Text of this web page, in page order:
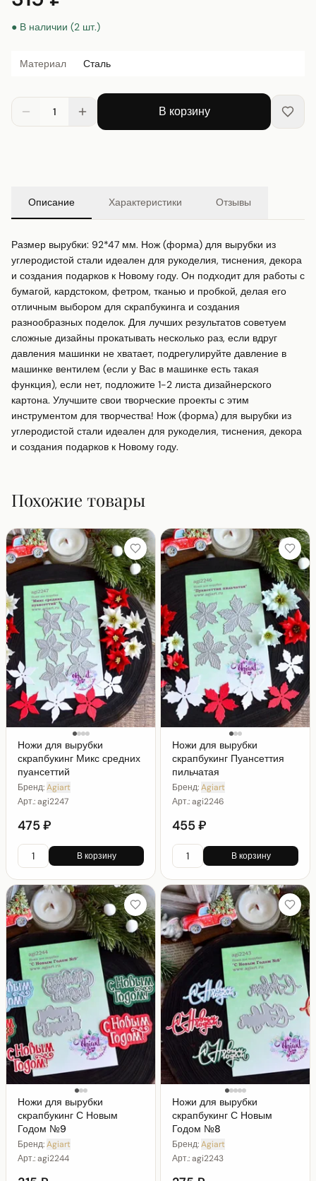
● В наличии (2 шт.)
Материал Сталь
1 В корзину
Описание Характеристики Отзывы
Размер вырубки: 92*47 мм. Нож (форма) для вырубки из
углеродистой стали идеален для рукоделия, тиснения, декора
и создания подарков к Новому году. Он подходит для работы с
бумагой, кардстоком, фетром, тканью и пробкой, делая его
отличным выбором для скрапбукинга и создания
разнообразных поделок. Для лучших результатов советуем
сложные дизайны прокатывать несколько раз, если вдруг
давления машинки не хватает, подрегулируйте давление в
машинке вентилем (если у Вас в машинке есть такая
функция), если нет, подложите 1-2 листа дизайнерского
картона. Улучшите свои творческие проекты с этим
инструментом для творчества! Нож (форма) для вырубки из
углеродистой стали идеален для рукоделия, тиснения, декора
и создания подарков к Новому году.
Похожие товары
Ножи для вырубки
скрапбукинг Микс средних
пуансеттий
Бренд:Agiart
Арт.:agi2247
475 ₽
В корзину
Ножи для вырубки
скрапбукинг Пуансеттия
пильчатая
Бренд:Agiart
Арт.:agi2246
455 ₽
В корзину
Ножи для вырубки
скрапбукинг С Новым
Годом №9
Бренд:Agiart
Арт.:agi2244
Ножи для вырубки
скрапбукинг С Новым
Годом №8
Бренд:Agiart
Арт.:agi2243